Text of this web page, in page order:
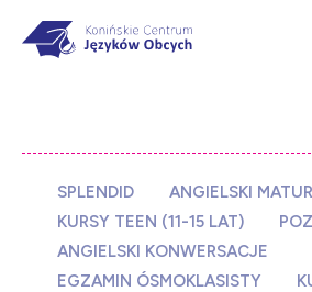
SPLENDID
ANGIELSKI
KURSY TEEN (11-15 LAT)
ANGIELSKI KONWERSACJE
EGZAMIN ÓSMOKLASISTY